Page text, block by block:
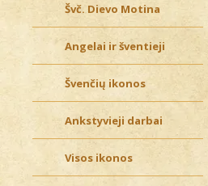
Švč. Dievo Motina
Angelai ir šventieji
Švenčių ikonos
Ankstyvieji darbai
Visos ikonos